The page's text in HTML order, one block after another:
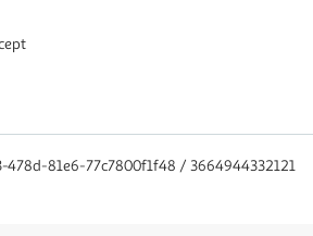
478d-81e6-77c7800f1f48 / 3664944332121